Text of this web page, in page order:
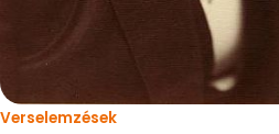
Verselemzések